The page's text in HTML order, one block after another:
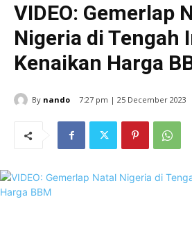
VIDEO: Gemerlap
Nigeria di Tengah
Kenaikan Harga
By nando 7:27 pm | 25 December 2023